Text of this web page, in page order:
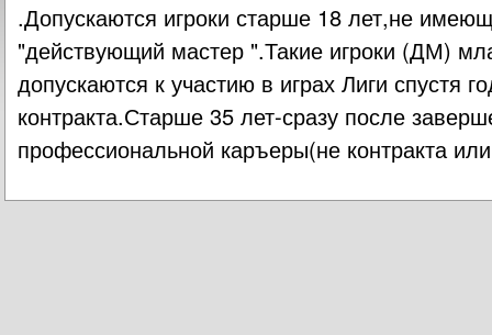
.Допускаются игроки старше 18 лет,не
"действующий мастер ".Такие игроки (ДМ)
допускаются к участию в играх Лиги спустя
контракта.Старше 35 лет-сразу после
профессиональной каръеры(не контракта